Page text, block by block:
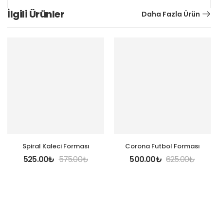
İlgili Ürünler Daha Fazla Ürün
Spiral Kaleci Forması
525.00₺ 575.00₺
Corona Futbol Forması
500.00₺ 625.00₺